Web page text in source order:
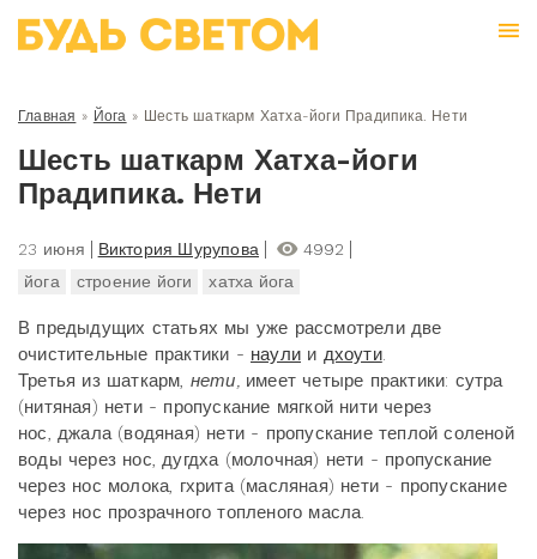
Главная » Йога » Шесть шаткарм Хатха-йоги Прадипика. Нети
Шесть шаткарм Хатха-йоги
Прадипика. Нети
23 июня Виктория Шурупова
4992
йога
строение йоги хатха йога
В предыдущих статьях мы уже рассмотрели две
очистительные практики - наули и дхоути.
Третья из шаткарм, нети,имеет четыре практики: сутра
(нитяная) нети - пропускание мягкой нити через
нос, джала (водяная) нети - пропускание теплой соленой
воды через нос, дугдха (молочная) нети - пропускание
через нос молока, гхрита (масляная) нети - пропускание
через нос прозрачного топленого масла.